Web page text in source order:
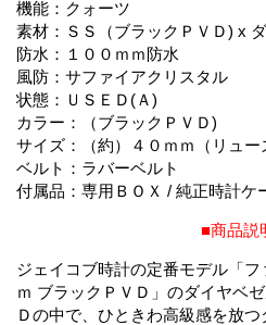
機能：クォーツ
素材：ＳＳ（ブラックＰＶＤ) x
防水：１００ｍｍ防水
風防：サファイアクリスタル
状態：ＵＳＥＤ(Ａ)
カラー：（ブラックＰＶＤ)
サイズ：（約）４０ｍｍ（リュー
ベルト：ラバーベルト
付属品：専用ＢＯＸ / 純正時計ケ
■商品説
ジェイコブ時計の定番モデル「
ｍ ブラックＰＶＤ」のダイヤベ
Ｄの中で、ひときわ高級感を放